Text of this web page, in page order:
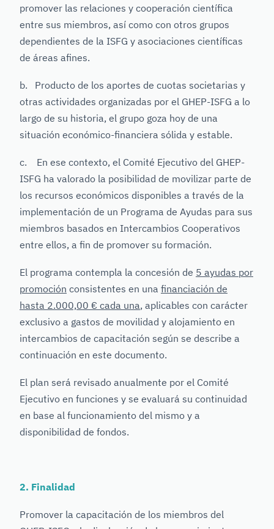
promover las relaciones y cooperación científica
entre sus miembros, así como con otros grupos
dependientes de la ISFG y asociaciones científicas
de áreas afines.
b. Producto de los aportes de cuotas societarias y
otras actividades organizadas por el GHEP-ISFG a lo
largo de su historia, el grupo goza hoy de una
situación económico-financiera sólida y estable.
c. En ese contexto, el Comité Ejecutivo del GHEP-
ISFG ha valorado la posibilidad de movilizar parte de
los recursos económicos disponibles a través de la
implementación de un Programa de Ayudas para sus
miembros basados en Intercambios Cooperativos
entre ellos, a fin de promover su formación.
El programa contempla la concesión de 5 ayudas por
promoción consistentes en una financiación de
hasta 2.000,00 € cada una, aplicables con carácter
exclusivo a gastos de movilidad y alojamiento en
intercambios de capacitación según se describe a
continuación en este documento.
El plan será revisado anualmente por el Comité
Ejecutivo en funciones y se evaluará su continuidad
en base al funcionamiento del mismo y a
disponibilidad de fondos.
2. Finalidad
Promover la capacitación de los miembros del